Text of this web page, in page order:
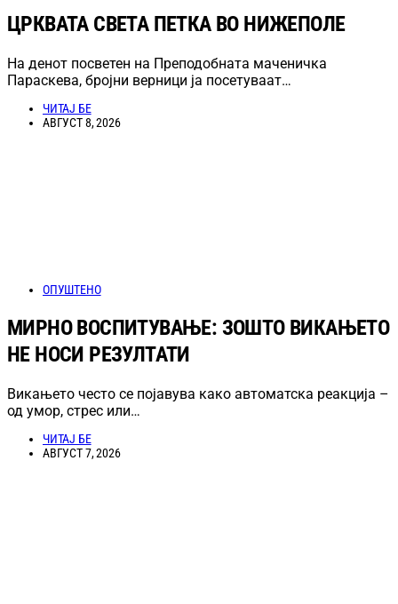
ЦРКВАТА СВЕТА ПЕТКА ВО НИЖЕПОЛЕ
На денот посветен на Преподобната маченичка
Параскева, бројни верници ја посетуваат…
ЧИТАЈ БЕ
АВГУСТ 8, 2026
ОПУШТЕНО
МИРНО ВОСПИТУВАЊЕ: ЗОШТО ВИКАЊЕТО
НЕ НОСИ РЕЗУЛТАТИ
Викањето често се појавува како автоматска реакција –
од умор, стрес или…
ЧИТАЈ БЕ
АВГУСТ 7, 2026